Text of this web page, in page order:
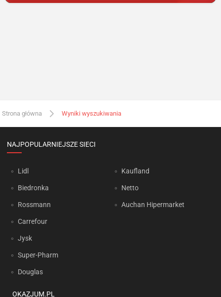
Strona główna Wyniki wyszukiwania
NAJPOPULARNIEJSZE SIECI
Lidl
Biedronka
Rossmann
Carrefour
Jysk
Super-Pharm
Douglas
Kaufland
Netto
Auchan Hipermarket
OKAZJUM.PL